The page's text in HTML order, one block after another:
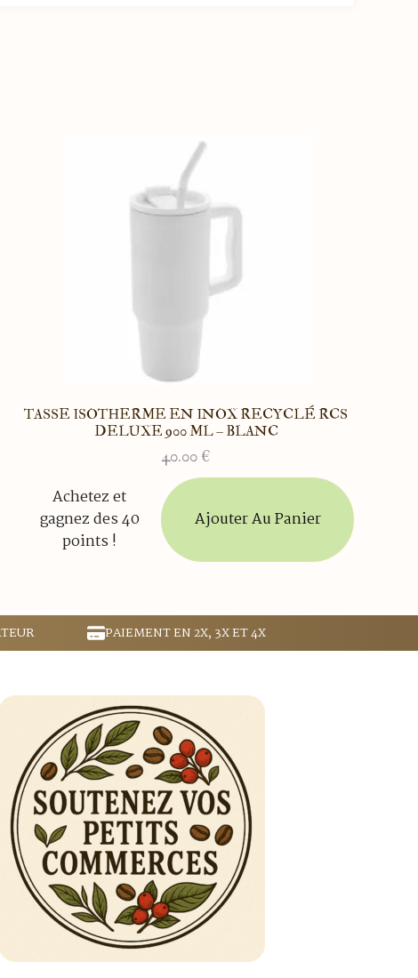
TASSE ISOTHERME EN INOX RECYCLÉ RCS
DELUXE 900 ML – BLANC
40.00 €
Achetez et
gagnez des 40
points !
Ajouter Au Panier
PAIEMENT EN 2X, 3X ET 4X